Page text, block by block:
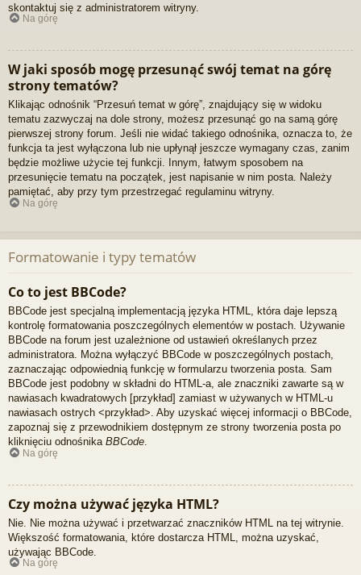
skontaktuj się z administratorem witryny.
Na górę
W jaki sposób mogę przesunąć swój temat na górę
strony tematów?
Klikając odnośnik “Przesuń temat w górę”, znajdujący się w widoku
tematu zazwyczaj na dole strony, możesz przesunąć go na samą górę
pierwszej strony forum. Jeśli nie widać takiego odnośnika, oznacza to, że
funkcja ta jest wyłączona lub nie upłynął jeszcze wymagany czas, zanim
będzie możliwe użycie tej funkcji. Innym, łatwym sposobem na
przesunięcie tematu na początek, jest napisanie w nim posta. Należy
pamiętać, aby przy tym przestrzegać regulaminu witryny.
Na górę
Formatowanie i typy tematów
Co to jest BBCode?
BBCode jest specjalną implementacją języka HTML, która daje lepszą
kontrolę formatowania poszczególnych elementów w postach. Używanie
BBCode na forum jest uzależnione od ustawień określanych przez
administratora. Można wyłączyć BBCode w poszczególnych postach,
zaznaczając odpowiednią funkcję w formularzu tworzenia posta. Sam
BBCode jest podobny w składni do HTML-a, ale znaczniki zawarte są w
nawiasach kwadratowych [przykład] zamiast w używanych w HTML-u
nawiasach ostrych <przykład>. Aby uzyskać więcej informacji o BBCode,
zapoznaj się z przewodnikiem dostępnym ze strony tworzenia posta po
kliknięciu odnośnika BBCode.
Na górę
Czy można używać języka HTML?
Nie. Nie można używać i przetwarzać znaczników HTML na tej witrynie.
Większość formatowania, które dostarcza HTML, można uzyskać,
używając BBCode.
Na górę